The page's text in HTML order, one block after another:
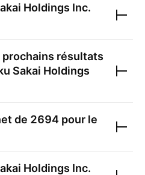
Holdings Inc.
prochains résultats
Sakai Holdings
de 2694 pour le
Holdings Inc.